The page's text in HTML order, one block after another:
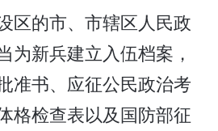
区的市、市辖区人民政
为新兵建立入伍档案，
准书、应征公民政治考
格检查表以及国防部征